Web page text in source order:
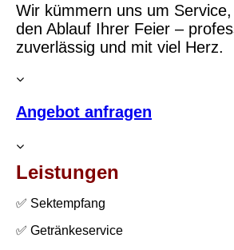
Wir kümmern uns um
den Ablauf Ihrer Feier –
zuverlässig und mit viel Herz.
Angebot anfragen
Leistungen
✅ Sektempfang
✅ Getränkeservice